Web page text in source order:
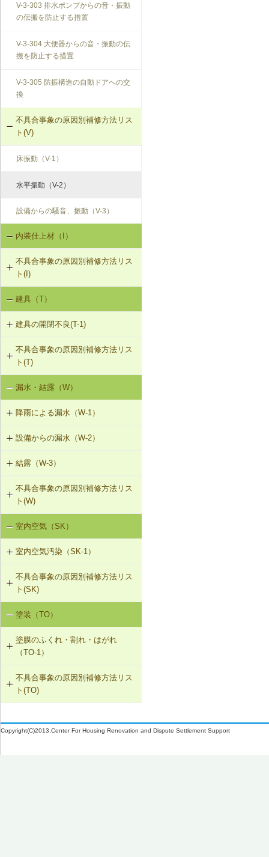
V-3-303 排水ポンプからの音・振動
の伝搬を防止する措置
V-3-304 大便器からの音・振動の伝
搬を防止する措置
V-3-305 防振構造の自動ドアへの交
換
不具合事象の原因別補修方法リス
ト(V)
床振動（V-1）
水平振動（V-2）
設備からの騒音、振動（V-3）
内装仕上材（I）
不具合事象の原因別補修方法リス
ト(I)
内装仕上材の汚損（I-1）
内装仕上材のひび割れ、はがれ等
（I-2）
建具（T）
建具の開閉不良(T-1)
T-1-001 丁番の取付け調整
T-1-002 丁番の取替え
T-1-003 ラッチボルト受金物の調整
T-1-004 錠の取替え
T-1-007 敷居のレベル調整
T-1-008 建具上桟削り調整
T-1-009 建具枠の取替え
不具合事象の原因別補修方法リス
ト(T)
建具の開閉不良（T-1）
漏水・結露（W）
降雨による漏水（W-1）
W-1-301 パラペット笠木の補修
W-1-302 パラペットの打直し、防水
層の再施工（アスファルト防水・改
質アスファルトシート防水）
W-1-303 パラペットの水切り設置、
防水層立上り部の再施工（アスファ
ルト防水）
W-1-304 防水層平場の再施工（アス
ファルト系保護防水）
ファルト防水）
W-1-306 配管再固定の上、シーリン
グ材の打替え
W-1-307 屋上開口部回りのシーリン
グ材の打替え
W-1-308 水切り板の取付け
設備からの漏水（W-2）
W-2-001 混合水栓の接続部品の交換
W-2-002 給湯配管の取替え、再固定
W-2-003 給水・給湯配管接続部のガ
スケット交換
W-2-004 継手の交換
W-2-005 大便器と排水配管接続部の
取付け直し
W-2-006 給水配管ルートの変更
W-2-007 洗濯機防水パン・トラップ
の取付け直し
W-2-301 腐食を発生させない管・継
手の組合せに取替え
W-2-302 排水配管を耐食性の良い配
管に取替え
結露（W-3）
W-3-001 防露型の便器・ロータンク
に交換
W-3-002 結露受、結露排水口の追加
W-3-003 熱交換型換気扇の設置
W-3-004 湿度連動型換気扇の設置
露被覆
不具合事象の原因別補修方法リス
ト(W)
降雨による漏水（W-1）
設備からの漏水（W-2）
結露（W-3）
室内空気（SK）
室内空気汚染（SK-1）
SK-1-001 給排気口の位置の変更
SK-1-002 ダクトの増設
SK-1-004 通気措置を講じた建具へ
の交換
SK-1-005 通気止め・気密層の設置
SK-1-003 換気ファンの交換
不具合事象の原因別補修方法リス
ト(SK)
室内空気の汚染（SK-1）
塗装（TO）
塗膜のふくれ・割れ・はがれ
（TO-1）
TO-1-001 外壁の塗料の塗替え(コン
クリート系下地)
下地)
不具合事象の原因別補修方法リス
ト(TO)
1）
Copyright(C)2013,Center For Housing Renovation and Dispute Settlement Support